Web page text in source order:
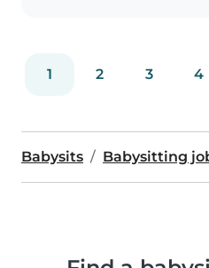
1 2 3 4
Babysits Babysitting